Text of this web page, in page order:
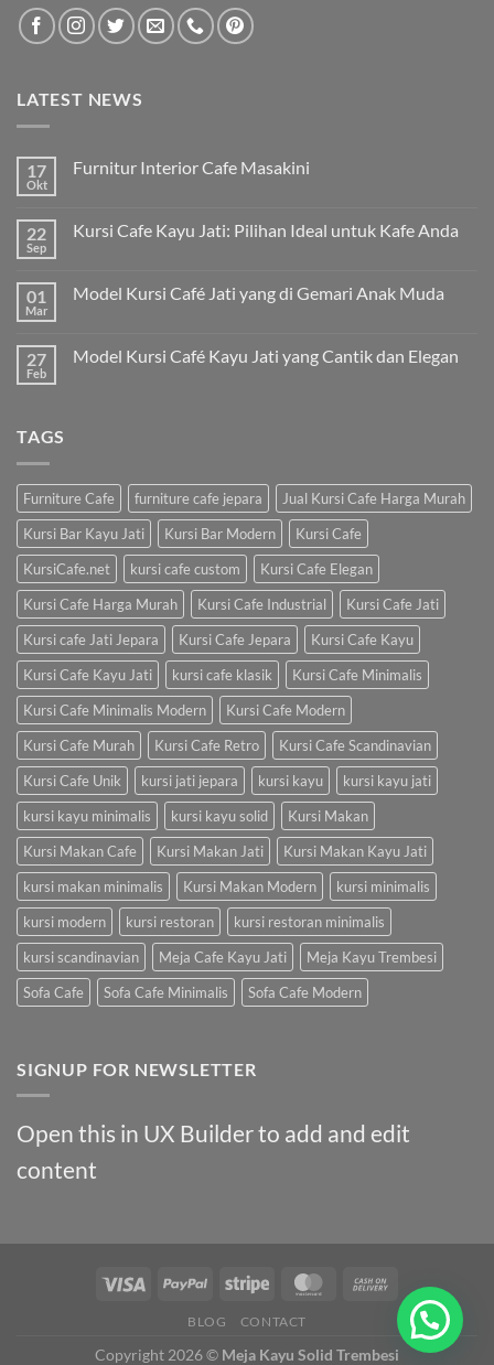
LATEST NEWS
17
Okt
Furnitur Interior Cafe Masakini
22
Sep
Kursi Cafe Kayu Jati: Pilihan Ideal untuk Kafe Anda
01
Mar
Model Kursi Café Jati yang di Gemari Anak Muda
27
Feb
Model Kursi Café Kayu Jati yang Cantik dan Elegan
TAGS
Furniture Cafe furniture cafe jepara
Jual Kursi Cafe Harga Murah
Kursi Bar Kayu Jati
Kursi Bar Modern
Kursi Cafe
KursiCafe.net
kursi cafe custom
Kursi Cafe Elegan
Kursi Cafe Harga Murah
Kursi Cafe Industrial
Kursi Cafe Jati
Kursi cafe Jati Jepara
Kursi Cafe Jepara
Kursi Cafe Kayu
Kursi Cafe Kayu Jati
kursi cafe klasik
Kursi Cafe Minimalis
Kursi Cafe Minimalis Modern
Kursi Cafe Modern
Kursi Cafe Murah
Kursi Cafe Retro
Kursi Cafe Scandinavian
Kursi Cafe Unik
kursi jati jepara kursi kayu
kursi kayu jati
kursi kayu minimalis
kursi kayu solid
Kursi Makan
Kursi Makan Cafe
Kursi Makan Jati
Kursi Makan Kayu Jati
kursi makan minimalis
Kursi Makan Modern
kursi minimalis
kursi modern
kursi restoran
kursi restoran minimalis
kursi scandinavian
Meja Cafe Kayu Jati
Meja Kayu Trembesi
Sofa Cafe
Sofa Cafe Minimalis Sofa Cafe Modern
SIGNUP FOR NEWSLETTER
Open this in UX Builder to add and edit
content
BLOG CONTACT
Copyright 2026 © Meja Kayu Solid Trembesi